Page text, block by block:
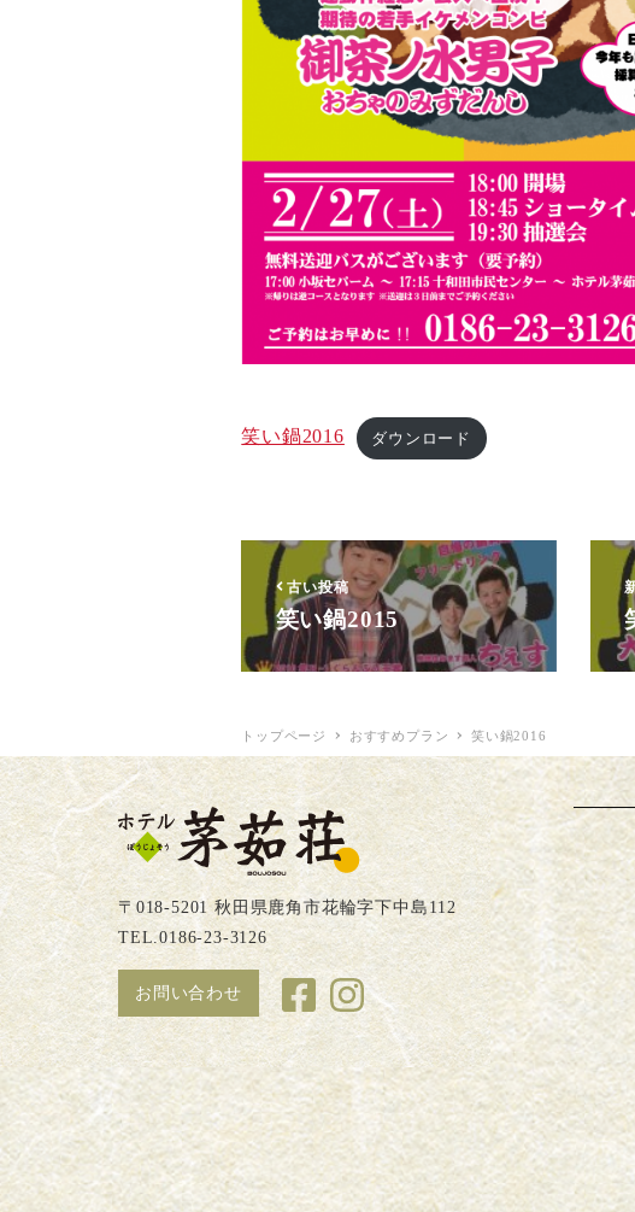
笑い鍋2016 ダウンロード
古い投稿
笑い鍋2015
トップページ おすすめプラン 笑い鍋2016
〒018-5201 秋田県鹿角市花輪字下中島112
TEL.0186-23-3126
お問い合わせ